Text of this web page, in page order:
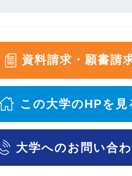
資料請求・願書請
この大学のHPを見
大学へのお問い合